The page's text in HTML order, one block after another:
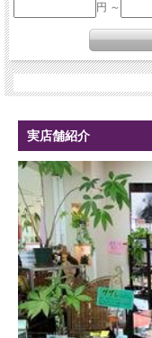
円 ～
実店舗紹介